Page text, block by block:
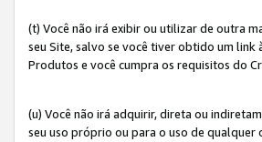
(t) Você não irá exibir ou utilizar de outra
seu Site, salvo se você tiver obtido um link
Produtos e você cumpra os requisitos do
(u) Você não irá adquirir, direta ou
seu uso próprio ou para o uso de qualquer